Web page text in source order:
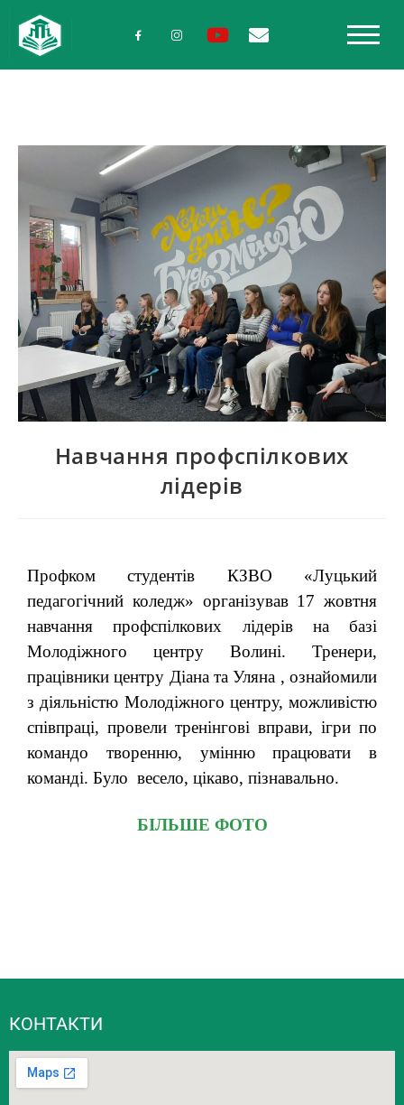
Навчання профспілкових
лідерів
Профком студентів КЗВО «Луцький
педагогічний коледж» організував 17 жовтня
навчання профспілкових лідерів на базі
Молодіжного центру Волині. Тренери,
працівники центру Діана та Уляна , ознайомили
з діяльністю Молодіжного центру, можливістю
співпраці, провели тренінгові вправи, ігри по
командо творенню, умінню працювати в
команді. Було весело, цікаво, пізнавально.
БІЛЬШЕ ФОТО
КОНТАКТИ